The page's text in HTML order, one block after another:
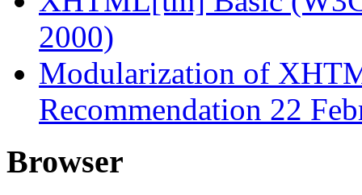
2000)
Modularization of
Recommendation 22
Browser